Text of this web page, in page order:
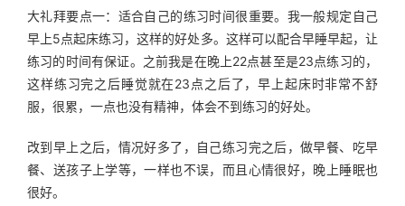
大礼拜要点一：适合自己的练习时间很重要。我一般规定自己
早上5点起床练习，这样的好处多。这样可以配合早睡早起，让
练习的时间有保证。之前我是在晚上22点甚至是23点练习的，
这样练习完之后睡觉就在23点之后了，早上起床时非常不舒
服，很累，一点也没有精神，体会不到练习的好处。
改到早上之后，情况好多了，自己练习完之后，做早餐、吃早
餐、送孩子上学等，一样也不误，而且心情很好，晚上睡眠也
很好。